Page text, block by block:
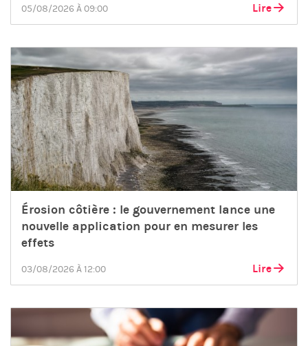
05/08/2026 À 09:00 Lire
Érosion côtière : le gouvernement lance une
nouvelle application pour en mesurer les
effets
03/08/2026 À 12:00 Lire